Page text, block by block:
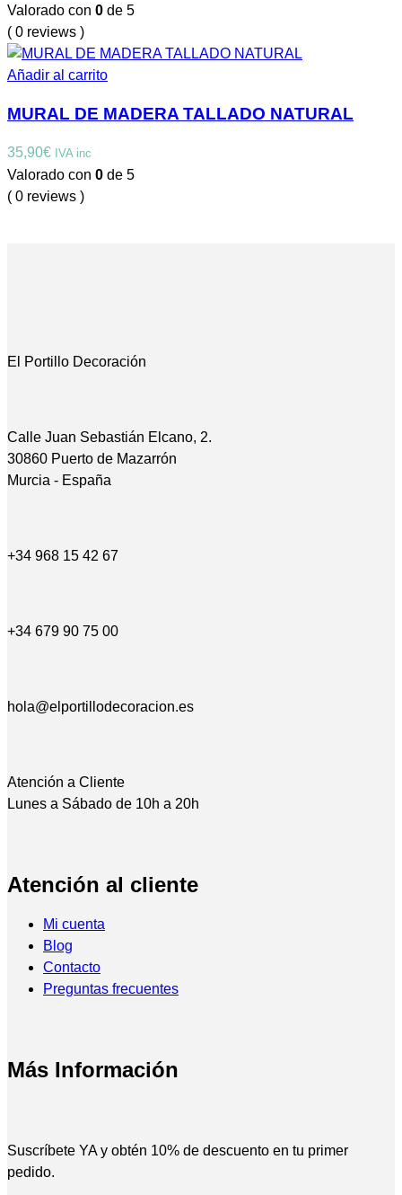
Valorado con 0 de 5
( 0 reviews )
Añadir al carrito
MURAL DE MADERA TALLADO NATURAL
35,90€ IVA inc
Valorado con 0 de 5
( 0 reviews )
El Portillo Decoración
Calle Juan Sebastián Elcano, 2.
30860 Puerto de Mazarrón
Murcia - España
+34 968 15 42 67
+34 679 90 75 00
hola@elportillodecoracion.es
Atención a Cliente
Lunes a Sábado de 10h a 20h
Atención al cliente
Mi cuenta
Blog
Contacto
Preguntas frecuentes
Más Información
Suscríbete YA y obtén 10% de descuento en tu primer
pedido.